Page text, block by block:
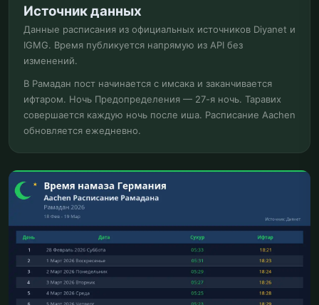
Источник данных
Данные расписания из официальных источников Diyanet и
IGMG. Время публикуется напрямую из API без
изменений.
В Рамадан пост начинается с имсака и заканчивается
ифтаром. Ночь Предопределения — 27-я ночь. Таравих
совершается каждую ночь после иша. Расписание Aachen
обновляется ежедневно.